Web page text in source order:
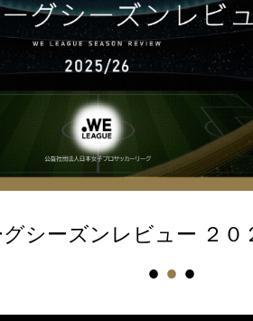
シーズンレビュー ２０